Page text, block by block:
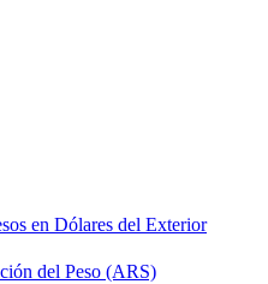
en Dólares del Exterior
del Peso (ARS)